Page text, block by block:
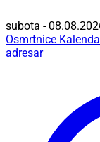
subota -
Osmrtnice
adresar